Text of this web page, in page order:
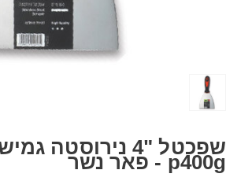
שפכטל "4 נירוסטה
p400g - פאר נשר